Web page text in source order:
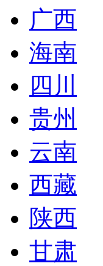
广西
海南
四川
贵州
云南
西藏
陕西
甘肃